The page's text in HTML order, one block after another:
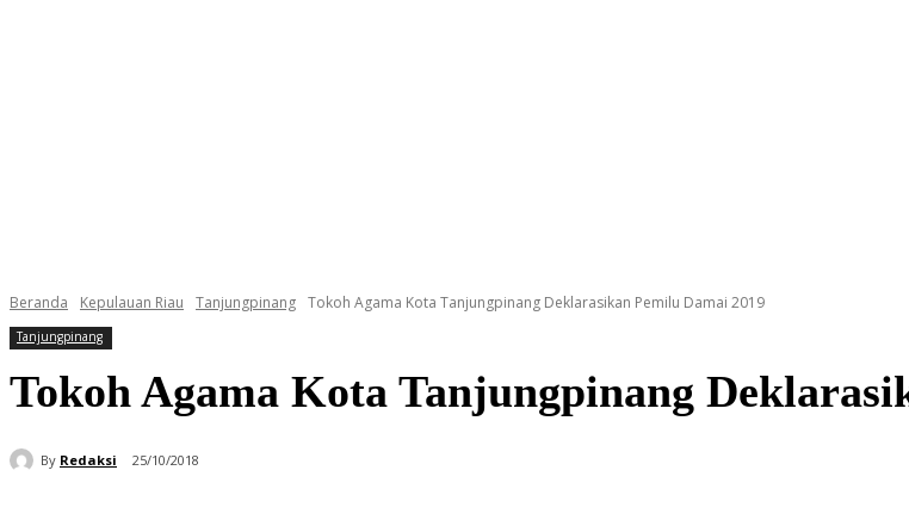
Beranda Kepulauan Riau Tanjungpinang Tokoh Agama Kota Tanjungpinang Deklarasikan Pemilu Damai 2019
Tanjungpinang
Tokoh Agama Kota Tanjungpinang
By Redaksi 25/10/2018